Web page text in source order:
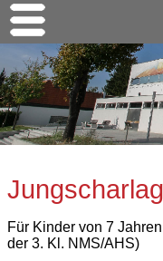
Für Kinder von 7
der 3. Kl. NMS/AHS)